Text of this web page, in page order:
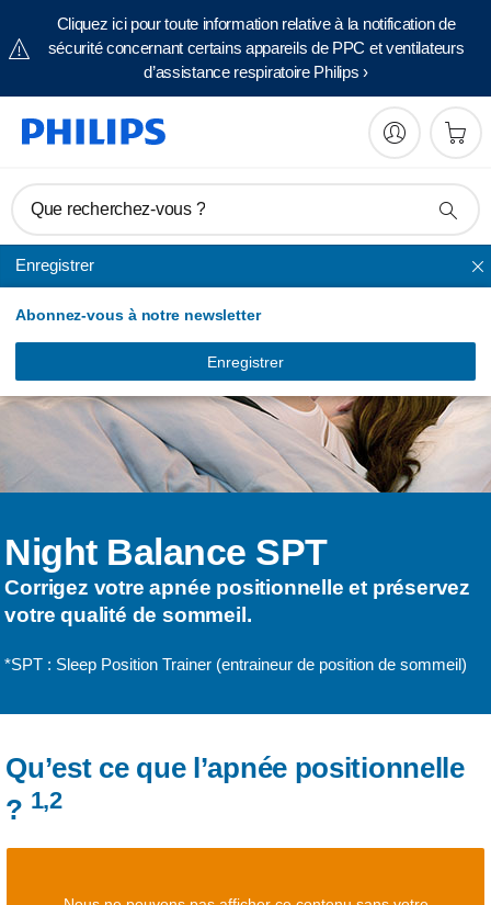
Cliquez ici pour toute information relative à la notification de
sécurité concernant certains appareils de PPC et ventilateurs
d’assistance respiratoire Philips ›
Que recherchez-vous ?
Enregistrer
Abonnez-vous à notre newsletter
Enregistrer
Night Balance SPT
Corrigez votre apnée positionnelle et préservez
votre qualité de sommeil.
*SPT : Sleep Position Trainer (entraineur de position de sommeil)
Qu’est ce que l’apnée positionnelle
? 1,2